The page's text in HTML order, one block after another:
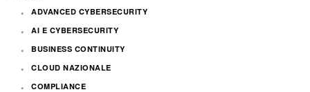
ADVANCED CYBERSECURITY
AI E CYBERSECURITY
BUSINESS CONTINUITY
CLOUD NAZIONALE
COMPLIANCE